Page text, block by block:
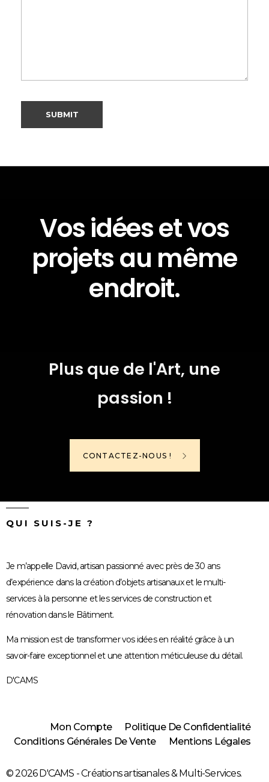
Vos idées et vos
projets au même
endroit.
Plus que de l'Art, une
passion !
CONTACTEZ-NOUS !
QUI SUIS-JE ?
Je m’appelle David, artisan passionné avec près de 30 ans
d’expérience dans la création d’objets artisanaux et le multi-
services à la personne et les services de construction et
rénovation dans le Bâtiment.
Ma mission est de transformer vos idées en réalité grâce à un
savoir-faire exceptionnel et une attention méticuleuse du détail.
D'CAMS
Mon Compte
Politique De Confidentialité
Conditions Générales De Vente
Mentions Légales
© 2026 D'CAMS - Créations artisanales & Multi-Services.